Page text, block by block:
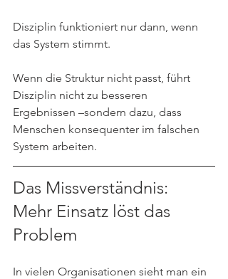
Disziplin funktioniert nur dann, wenn
das System stimmt.
Wenn die Struktur nicht passt, führt
Disziplin nicht zu besseren
Ergebnissen –sondern dazu, dass
Menschen konsequenter im falschen
System arbeiten.
Das Missverständnis:
Mehr Einsatz löst das
Problem
In vielen Organisationen sieht man ein